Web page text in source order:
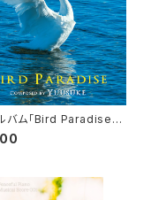
バム「Bird Paradise」-
Piano Series-／Y